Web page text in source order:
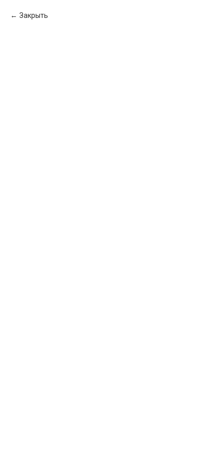
Закрыть